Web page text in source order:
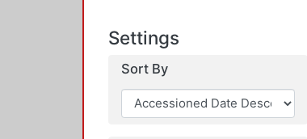
Settings
Sort By